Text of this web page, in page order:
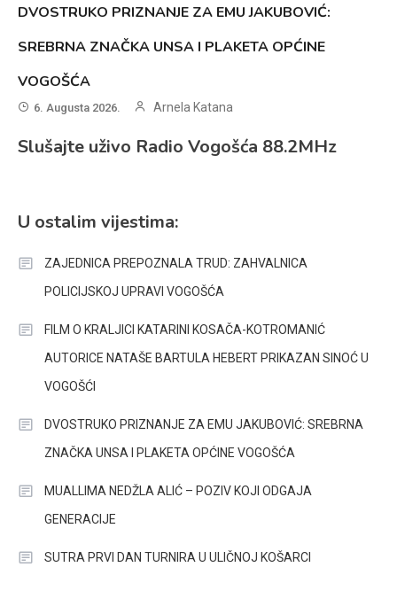
DVOSTRUKO PRIZNANJE ZA EMU JAKUBOVIĆ:
SREBRNA ZNAČKA UNSA I PLAKETA OPĆINE
VOGOŠĆA
6. Augusta 2026. Arnela Katana
Slušajte uživo Radio Vogošća 88.2MHz
U ostalim vijestima:
ZAJEDNICA PREPOZNALA TRUD: ZAHVALNICA
POLICIJSKOJ UPRAVI VOGOŠĆA
FILM O KRALJICI KATARINI KOSAČA-KOTROMANIĆ
AUTORICE NATAŠE BARTULA HEBERT PRIKAZAN SINOĆ U
VOGOŠĆI
DVOSTRUKO PRIZNANJE ZA EMU JAKUBOVIĆ: SREBRNA
ZNAČKA UNSA I PLAKETA OPĆINE VOGOŠĆA
MUALLIMA NEDŽLA ALIĆ – POZIV KOJI ODGAJA
GENERACIJE
SUTRA PRVI DAN TURNIRA U ULIČNOJ KOŠARCI